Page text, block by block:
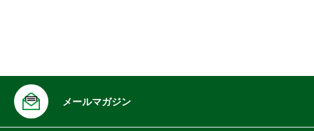
メールマガジン